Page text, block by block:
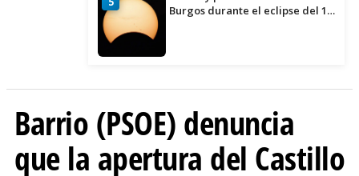
Burgos durante el eclipse del 12
Barrio (PSOE) denuncia
que la apertura del Castillo